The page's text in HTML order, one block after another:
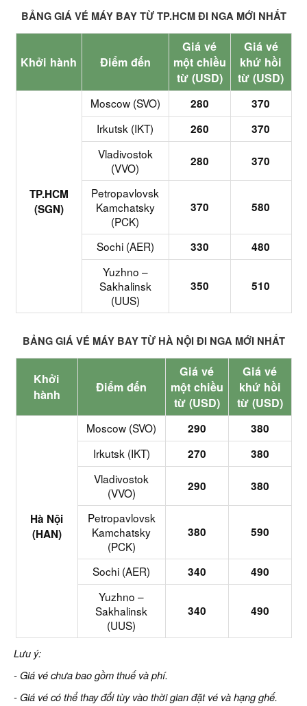
BẢNG GIÁ VÉ MÁY BAY TỪ TP.HCM ĐI NGA MỚI NHẤT
Khởi hành Điểm đến
Giá vé
một chiều
từ (USD)
Giá vé
khứ hồi
từ (USD)
TP.HCM
(SGN)
Moscow (SVO) 280
370
Irkutsk (IKT)
260
370
Vladivostok
(VVO)
280 370
Petropavlovsk
Kamchatsky
(PCK)
370 580
Sochi (AER) 330
480
Yuzhno –
Sakhalinsk
(UUS)
350 510
BẢNG GIÁ VÉ MÁY BAY TỪ HÀ NỘI ĐI NGA MỚI NHẤT
Khởi
hành
Điểm đến
Giá vé
một chiều
từ (USD)
Giá vé
khứ hồi
từ (USD)
Hà Nội
(HAN)
Moscow (SVO) 290
380
Irkutsk (IKT)
270
380
Vladivostok
(VVO)
290 380
Petropavlovsk
Kamchatsky
(PCK)
380 590
Sochi (AER) 340
490
Yuzhno –
Sakhalinsk
(UUS)
340 490
Lưu ý:
- Giá vé chưa bao gồm thuế và phí.
- Giá vé có thể thay đổi tùy vào thời gian đặt vé và hạng ghế.